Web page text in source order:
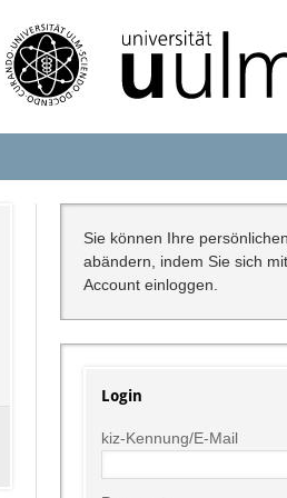
Sie können Ihre
abändern, indem Sie sich
Account einloggen.
Login
kiz-Kennung/E-Mail